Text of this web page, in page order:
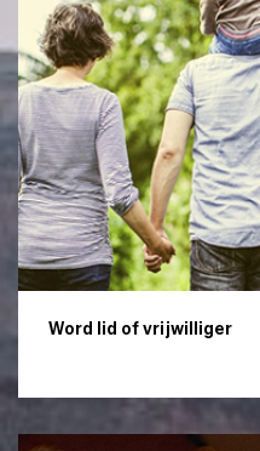
Word lid of vrijwilliger